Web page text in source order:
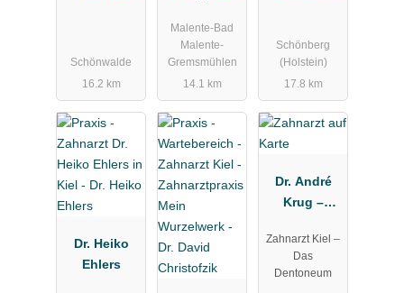
Schönwalde
16.2 km
Zahnarzt
Malente-Bad
Malente-
Gremsmühlen
14.1 km
Schönberg
(Holstein)
17.8 km
Dr. Heiko
Ehlers
Dr. André
Krug –
Zahnarzt Kiel –
Das
Dentoneum